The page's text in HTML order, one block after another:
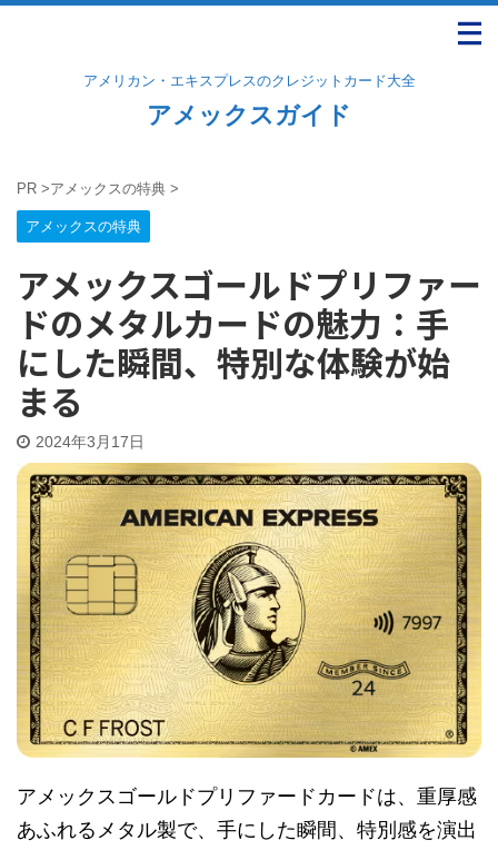
アメリカン・エキスプレスのクレジットカード大全
アメックスガイド
PR >アメックスの特典 >
アメックスの特典
アメックスゴールドプリファー
ドのメタルカードの魅力：手
にした瞬間、特別な体験が始
まる
2024年3月17日
アメックスゴールドプリファードカードは、重厚感
あふれるメタル製で、手にした瞬間、特別感を演出